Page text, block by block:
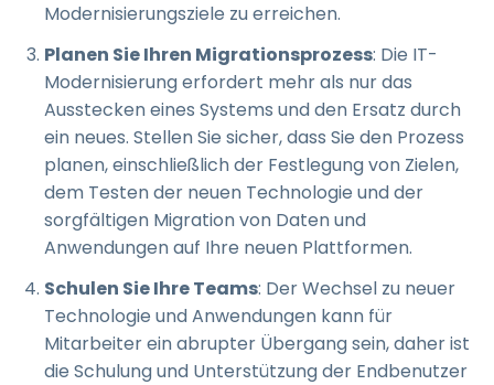
Modernisierungsziele zu erreichen.
Planen Sie Ihren Migrationsprozess: Die IT-
Modernisierung erfordert mehr als nur das
Ausstecken eines Systems und den Ersatz durch
ein neues. Stellen Sie sicher, dass Sie den Prozess
planen, einschließlich der Festlegung von Zielen,
dem Testen der neuen Technologie und der
sorgfältigen Migration von Daten und
Anwendungen auf Ihre neuen Plattformen.
Schulen Sie Ihre Teams: Der Wechsel zu neuer
Technologie und Anwendungen kann für
Mitarbeiter ein abrupter Übergang sein, daher ist
die Schulung und Unterstützung der Endbenutzer